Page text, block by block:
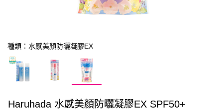
種類：水感美顏防曬凝膠EX
Haruhada 水感美顏防曬凝膠EX SPF50+